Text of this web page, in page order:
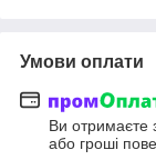
Умови оплати
Ви отримаєте
або гроші